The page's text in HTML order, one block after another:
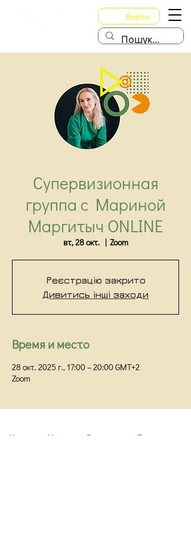
Войти
Супервизионная
группа с Мариной
Маргитыч ONLINE
вт, 28 окт.
  |
Zoom
Реєстрацію закрито
Дивитись інші заходи
Время и место
28 окт. 2025 г., 17:00 – 20:00 GMT+2
Zoom
Киевский Институт Гештальта и Психодрамы